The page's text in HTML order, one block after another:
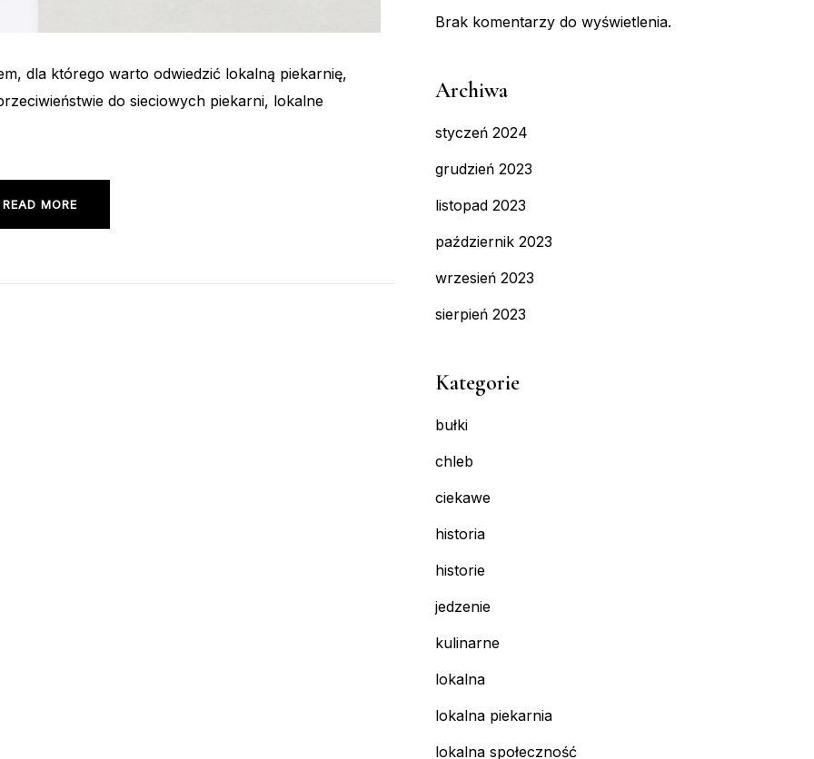
dla którego warto odwiedzić lokalną piekarnię,
do sieciowych piekarni, lokalne
READ MORE
Brak komentarzy do wyświetlenia.
Archiwa
styczeń 2024
grudzień 2023
listopad 2023
październik 2023
wrzesień 2023
sierpień 2023
Kategorie
bułki
chleb
ciekawe
historia
historie
jedzenie
kulinarne
lokalna
lokalna piekarnia
lokalna społeczność